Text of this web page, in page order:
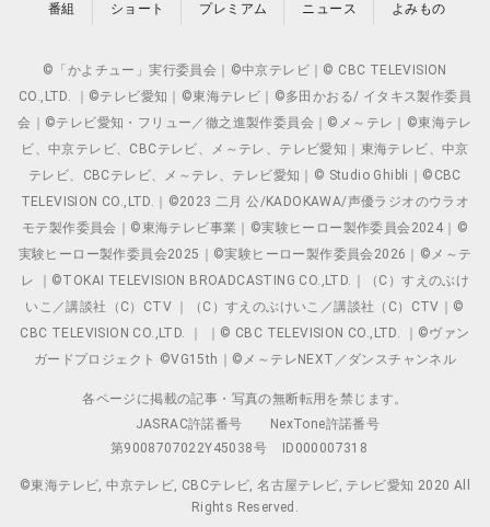
番組 ショート プレミアム ニュース よみもの
©「かよチュー」実行委員会｜©中京テレビ｜© CBC TELEVISION
CO.,LTD. ｜©テレビ愛知｜©東海テレビ｜©多田かおる/ イタキス製作委員
会｜©テレビ愛知・フリュー／徹之進製作委員会｜©メ～テレ｜©東海テレ
ビ、中京テレビ、CBCテレビ、メ～テレ、テレビ愛知｜東海テレビ、中京
テレビ、CBCテレビ、メ～テレ、テレビ愛知｜© Studio Ghibli｜©CBC
TELEVISION CO.,LTD.｜©2023 二月 公/KADOKAWA/声優ラジオのウラオ
モテ製作委員会｜©東海テレビ事業｜©実験ヒーロー製作委員会2024｜©
実験ヒーロー製作委員会2025｜©実験ヒーロー製作委員会2026｜©メ～テ
レ ｜©TOKAI TELEVISION BROADCASTING CO.,LTD.｜（C）すえのぶけ
いこ／講談社（C）CTV ｜（C）すえのぶけいこ／講談社（C）CTV｜©
CBC TELEVISION CO.,LTD. ｜ ｜© CBC TELEVISION CO.,LTD. ｜©ヴァン
ガードプロジェクト ©VG15th｜©メ～テレNEXT／ダンスチャンネル
各ページに掲載の記事・写真の無断転用を禁じます。
JASRAC許諾番号
NexTone許諾番号
第9008707022Y45038号
ID000007318
©東海テレビ, 中京テレビ, CBCテレビ, 名古屋テレビ, テレビ愛知 2020 All
Rights Reserved.